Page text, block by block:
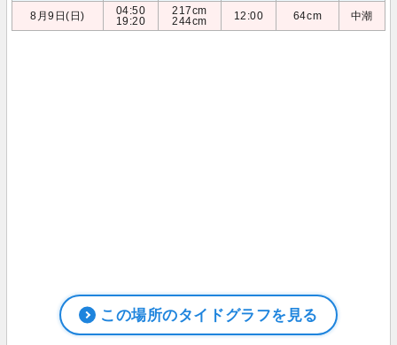
8月9日(日)
04:50
19:20
217cm
244cm
12:00 64cm 中潮
この場所のタイドグラフを見る